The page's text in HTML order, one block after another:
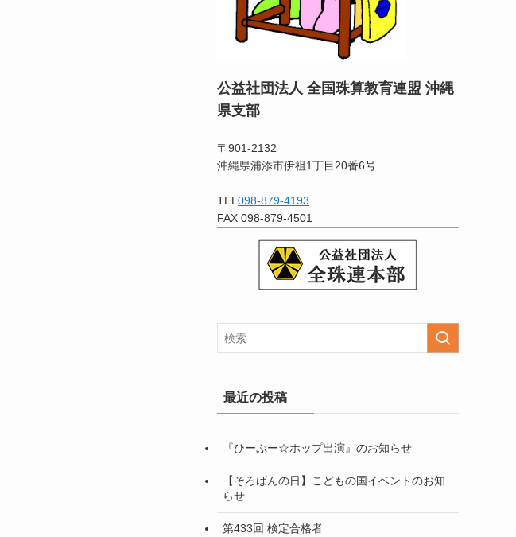
公益社団法人 全国珠算教育連盟 沖縄
県支部
〒901-2132
沖縄県浦添市伊祖1丁目20番6号
TEL 098-879-4193
FAX 098-879-4501
最近の投稿
『ひーぷー☆ホップ出演』のお知らせ
【そろばんの日】こどもの国イベントのお知
らせ
第433回 検定合格者